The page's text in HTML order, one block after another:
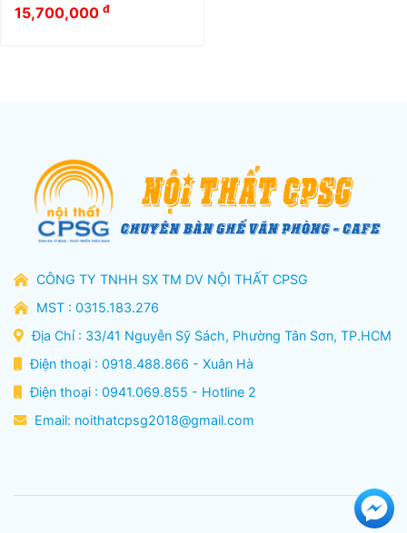
15,700,000 đ
CÔNG TY TNHH SX TM DV NỘI THẤT CPSG
MST : 0315.183.276
Địa Chỉ : 33/41 Nguyễn Sỹ Sách, Phường Tân Sơn, TP.HCM
Điện thoại : 0918.488.866 - Xuân Hà
Điện thoại : 0941.069.855 - Hotline 2
Email: noithatcpsg2018@gmail.com